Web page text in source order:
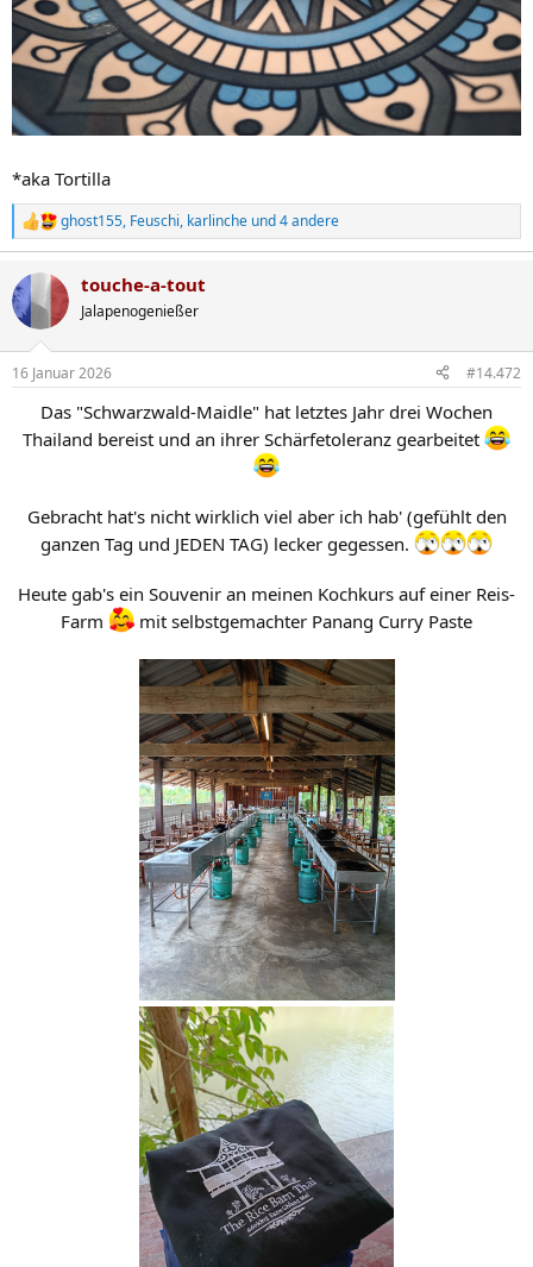
*aka Tortilla
R
e
k
t
i
e
ghost155, Feuschi, karlinche und 4 andere
touche-a-tout
Jalapenogenießer
16 Januar 2026 #14.472
Das "Schwarzwald-Maidle" hat letztes Jahr drei Wochen
Thailand bereist und an ihrer Schärfetoleranz gearbeitet
Gebracht hat's nicht wirklich viel aber ich hab' (gefühlt den
ganzen Tag und JEDEN TAG) lecker gegessen.
Heute gab's ein Souvenir an meinen Kochkurs auf einer Reis-
Farm
mit selbstgemachter Panang Curry Paste